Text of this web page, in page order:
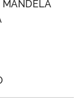
MANDELA